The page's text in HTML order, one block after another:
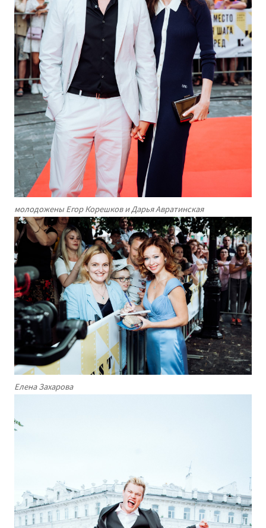
молодожены Егор Корешков и Дарья Авратинская
Елена Захарова